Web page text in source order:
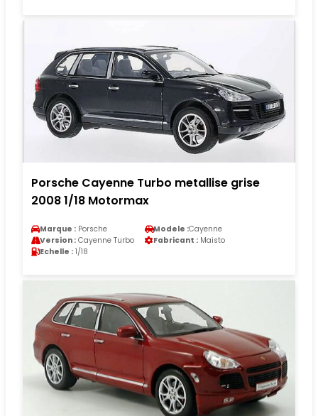
Porsche Cayenne Turbo metallise grise
2008 1/18 Motormax
Marque : Porsche Modele :Cayenne
Version : Cayenne Turbo Fabricant : Maisto
Echelle : 1/18